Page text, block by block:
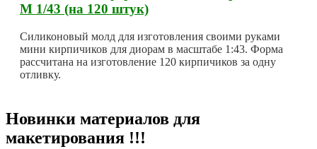
М 1/43 (на 120 штук)
Силиконовый молд для изготовления своими руками
мини кирпичиков для диорам в масштабе 1:43. Форма
рассчитана на изготовление 120 кирпичиков за одну
отливку.
Новинки материалов для
макетирования !!!